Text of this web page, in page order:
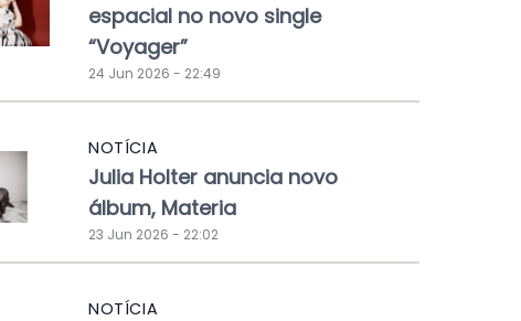
espacial no novo single
“Voyager”
24 Jun 2026 - 22:49
NOTÍCIA
Julia Holter anuncia novo
álbum, Materia
23 Jun 2026 - 22:02
NOTÍCIA